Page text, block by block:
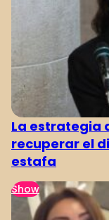
La estrategia
recuperar el
estafa
Show